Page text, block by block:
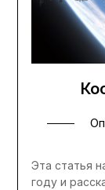
Эта статья
году и